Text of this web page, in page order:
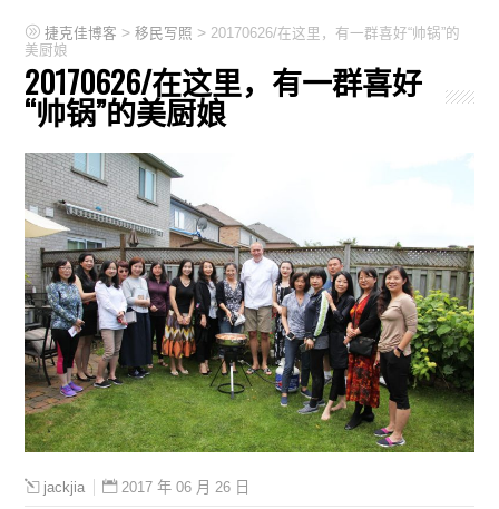
捷克佳博客 >移民写照 > 20170626/在这里，有一群喜好“帅锅”的
美厨娘
20170626/在这里，有一群喜好
“帅锅”的美厨娘
jackjia 2017 年 06 月 26 日